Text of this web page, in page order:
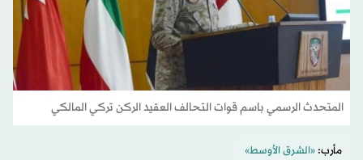
المتحدث الرسمي باسم قوات التحالف العقيد الركن تركي المالكي
مأرب:«الشرق الأوسط»